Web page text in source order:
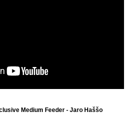
Medium Feeder - Jaro Haššo